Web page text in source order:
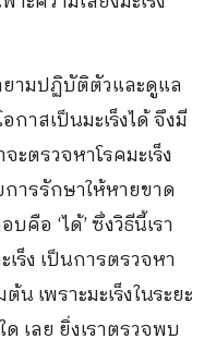
ามปฏิบัติตัวและดูแล
าสเป็นมะเร็งได้ จึงมี
ะตรวจหาโรคมะเร็ง
ารรักษาให้หายขาด
คือ ‘ได้’ ซึ่งวิธีนี้เรา
ร็ง เป็นการตรวจหา
น เพราะมะเร็งในระยะ
เลย ยิ่งเราตรวจพบ